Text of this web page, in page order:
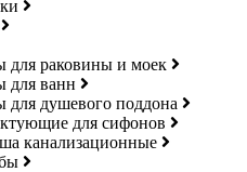
раковины и моек
для ванн
душевого поддона
для сифонов
канализационные